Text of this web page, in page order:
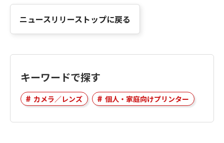
ニュースリリーストップに戻る
キーワードで探す
カメラ／レンズ 個人・家庭向けプリンター